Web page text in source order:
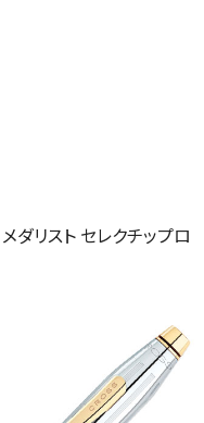
リスト セレクチップロ